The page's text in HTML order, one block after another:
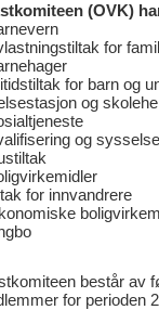
(OVK)
for
for barn og
og
og
for innvandrere
består av
for perioden